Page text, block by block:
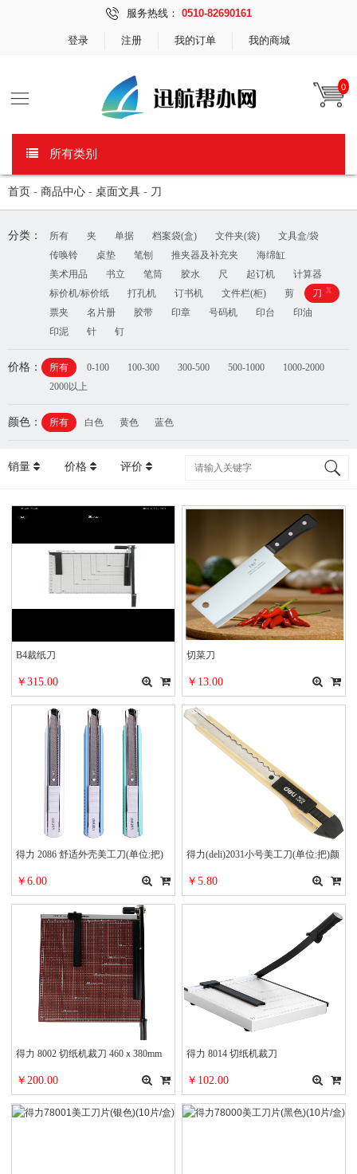
服务热线： 0510-82690161
登录 注册 我的订单 我的商城
0
所有类别
首页 - 商品中心 - 桌面文具 - 刀
分类： 所有 夹 单据 档案袋(盒) 文件夹(袋)
文具盒/袋
传唤铃
桌垫 笔刨 推夹器及补充夹
海绵缸
美术用品
书立 笔筒 胶水 尺 起订机
计算器
标价机/标价纸
打孔机 订书机 文件栏(柜) 剪 刀 x
票夹 名片册 胶带 印章 号码机 印台
印油
印泥
针 钉
价格： 所有 0-100 100-300 300-500 500-1000
1000-2000
2000以上
颜色： 所有 白色 黄色 蓝色
销量 价格 评价
B4裁纸刀
￥315.00
切菜刀
￥13.00
得力 2086 舒适外壳美工刀(单位:把)
混色
￥6.00
得力(deli)2031小号美工刀(单位:把)颜
色随机
￥5.80
得力 8002 切纸机裁刀 460ｘ380mm
￥200.00
得力 8014 切纸机裁刀
￥102.00